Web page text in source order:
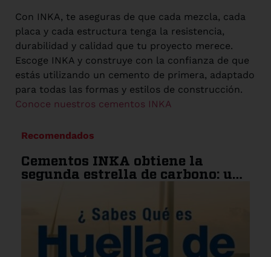
Con INKA, te aseguras de que cada mezcla, cada
placa y cada estructura tenga la resistencia,
durabilidad y calidad que tu proyecto merece.
Escoge INKA y construye con la confianza de que
estás utilizando un cemento de primera, adaptado
para todas las formas y estilos de construcción.
Conoce nuestros cementos INKA
Recomendados
Cementos INKA obtiene la
segunda estrella de carbono: un